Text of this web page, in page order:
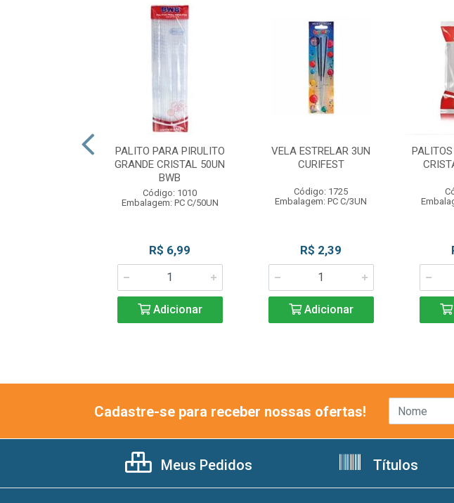
PALITO PARA PIRULITO
GRANDE CRISTAL 50UN
BWB
Código: 1010
Embalagem: PC C/50UN
R$ 6,99
Adicionar
VELA ESTRELAR 3UN
CURIFEST
Código: 1725
Embalagem: PC C/3UN
R$ 2,39
Adicionar
Cadastre-se para receber nossas ofertas!
Meus Pedidos Títulos